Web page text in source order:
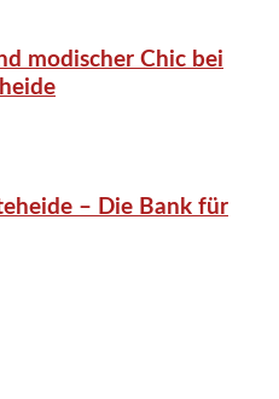
modischer Chic bei
– Die Bank für